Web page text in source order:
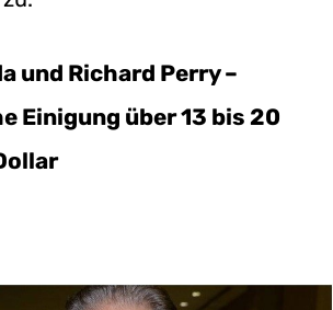
und Richard Perry –
Einigung über 13 bis 20